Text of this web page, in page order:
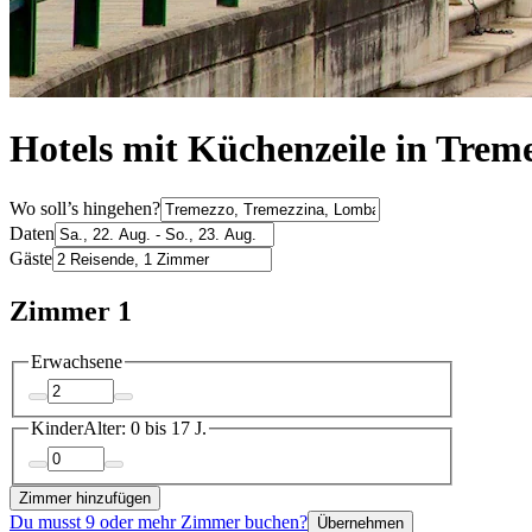
Hotels mit Küchenzeile in
Wo soll’s hingehen?
Daten
Gäste
Zimmer 1
Erwachsene
KinderAlter: 0 bis 17 J.
Zimmer hinzufügen
Du musst 9 oder mehr Zimmer buchen? Übernehmen